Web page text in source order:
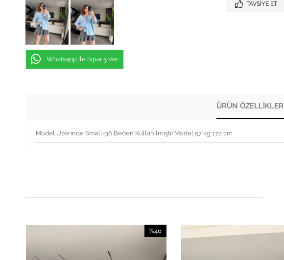
Whatsapp ile Sipariş Ver
TAVSIYE ET
ÜRÜN ÖZELLIKLERI
Model Üzerinde Small-36 Beden Kullanılmıştır.Model 57 kg 172 cm
%40
%40İndirim